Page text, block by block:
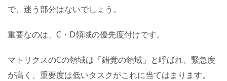
で、迷う部分はないでしょう。
重要なのは、C・D領域の優先度付けです。
マトリクスのCの領域は「錯覚の領域」と呼ばれ、緊急度
が高く、重要度は低いタスクがこれに当てはまります。